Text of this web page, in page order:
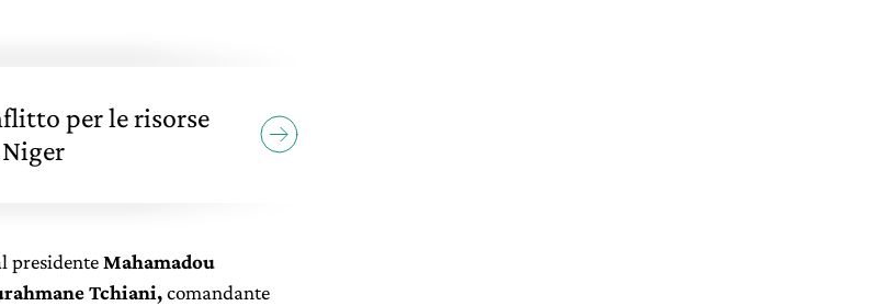
per le risorse
presidenteMahamadou
Tchiani,comandante